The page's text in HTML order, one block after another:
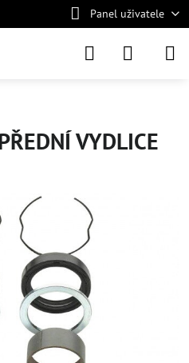
Panel uživatele
VYDLICE